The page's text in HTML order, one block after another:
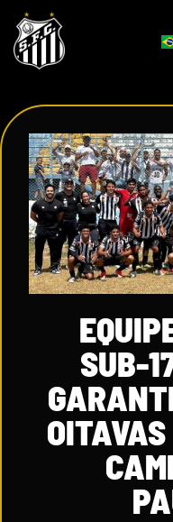
SUB-